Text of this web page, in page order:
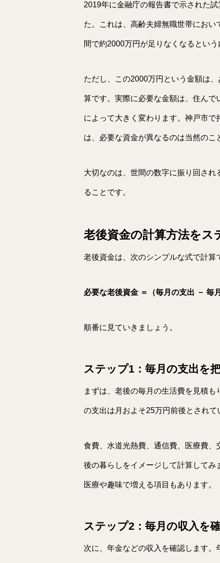
2019年に金融庁の報告書で示された
た。これは、高齢夫婦無職世帯にお
間で約2000万円が足りなくなるという
ただし、この2000万円という金額は
算です。実際に必要な金額は、住ん
によって大きく変わります。神戸市
は、必要な資金が異なるのは当然のこ
大切なのは、世間の数字に振り回さ
ることです。
老後資金の計算方法をス
老後資金は、次のシンプルな式で計算
必要な老後資金 ＝（毎月の支出 － 毎
順番に見ていきましょう。
ステップ1：毎月の支出を
まずは、老後の毎月の生活費を見積
の支出は月およそ25万円前後とされて
食費、水道光熱費、通信費、医療費
後の暮らしをイメージして計算してみ
医療や趣味で増える項目もあります。
ステップ2：毎月の収入を
次に、年金などの収入を確認します。